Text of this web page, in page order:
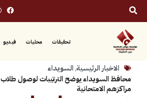
محليات فيديو
الرئيسية,السويداء
يوضح الترتيبات لوصول طلاب ‏السويداء إلى
الامتحانية